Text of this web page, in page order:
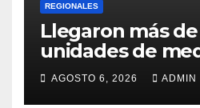
REGIONALES
Llegaron más
unidades de
e insumos
AGOSTO 6, 2026 ADMIN